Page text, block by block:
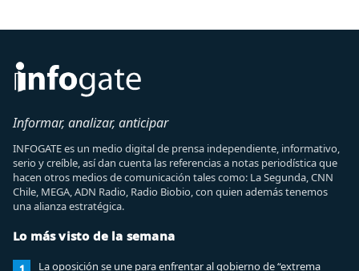
Informar, analizar, anticipar
INFOGATE es un medio digital de prensa independiente, informativo,
serio y creíble, así dan cuenta las referencias a notas periodística que
hacen otros medios de comunicación tales como: La Segunda, CNN
Chile, MEGA, ADN Radio, Radio Biobio, con quien además tenemos
una alianza estratégica.
Lo más visto de la semana
La oposición se une para enfrentar al gobierno de “extrema